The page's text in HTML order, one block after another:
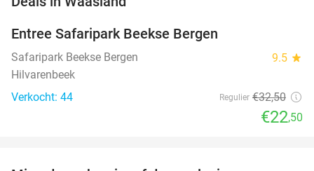
TODAY
Entree Safaripark Beekse Bergen
Safaripark Beekse Bergen 9.5 star
Hilvarenbeek
Verkocht: 44
Regulier €32,50
€22,50